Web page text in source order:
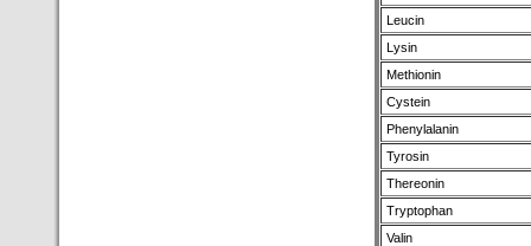
Leucin
Lysin
Methionin
Cystein
Phenylalanin
Tyrosin
Thereonin
Tryptophan
Valin